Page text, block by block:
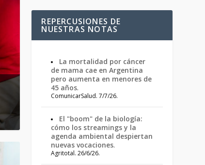
REPERCUSIONES DE
NUESTRAS NOTAS
La mortalidad por cáncer
de mama cae en Argentina
pero aumenta en menores de
45 años.
ComunicarSalud. 7/7/26.
El "boom" de la biología:
cómo los streamings y la
agenda ambiental despiertan
nuevas vocaciones.
Agritotal. 26/6/26.